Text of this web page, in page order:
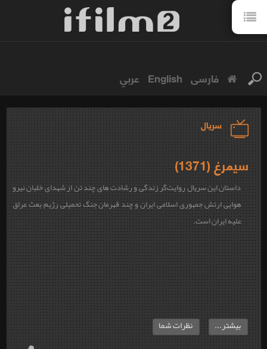
فارسی English عربي
سریال
سیمرغ (1371)
داستان این سریال روایت‌گر زندگی و رشادت های چند تن از شهدای خلبان نیرو
هوایی ارتش جمهوری اسلامی ایران و چند قهرمان جنگ تحمیلی رژیم بعث عراق
علیه ایران است.
بیشتر... نظرات شما